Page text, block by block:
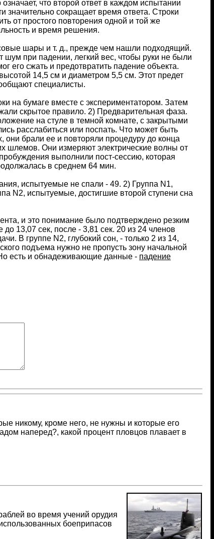
что второй ответ в каждом испытании
сокращает время ответа. Строки
от простого повторения одной и той же
и время решения.
шары и т. д., прежде чем нашли подходящий.
шум при падении, легкий вес, чтобы руки не были
его сжать и предотвратить падение объекта.
14,5 см и диаметром 5,5 см. Этот предет
специалисты.
на бумаге вместе с экспериментатором. Затем
скрытое правило. 2) Предварительная фаза.
на стуле в темной комнате, с закрытыми
расслабиться или поспать. Что может быть
они брали ее и повторяли процедуру до конца
шлемов. Они измеряют электрические волны от
выполнили пост-сессию, которая
в среднем 64 мин.
испытуемые не спали - 49. 2) Группа N1,
N2, испытуемые, достигшие второй ступени сна
и это понимание было подтверждено резким
13,07 сек, после - 3,81 сек. 20 из 24 членов
В группе N2, глубокий сон, - только 2 из 14,
подъема нужно не пропусть зону начальной
есть и обнадеживающие данные - падение
никому, кроме него, не нужны и которые его
наперед?, какой процент пловцов плавает в
во время учений орудия
боеприпасов